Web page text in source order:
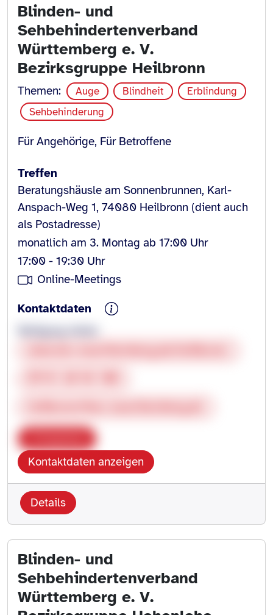
Blinden- und
Sehbehindertenverband
Württemberg e. V.
Bezirksgruppe Heilbronn
Themen: Auge Blindheit
Erblindung
Sehbehinderung
Für Angehörige, Für Betroffene
Treffen
Beratungshäusle am Sonnenbrunnen, Karl-
Anspach-Weg 1, 74080 Heilbronn (dient auch
als Postadresse)
monatlich am 3. Montag ab 17:00 Uhr
17:00 - 19:30 Uhr
Online-Meetings
Kontaktdaten
Kontaktdaten anzeigen
Details
Blinden- und
Sehbehindertenverband
Württemberg e. V.